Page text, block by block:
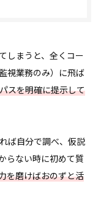
しまうと、全くコー
視業務のみ）に飛ば
スを明確に提示して
ば自分で調べ、仮説
らない時に初めて質
を磨けばおのずと活